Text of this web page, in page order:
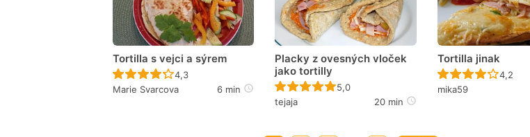
Tortilla s vejci a sýrem
Recept ještě nebyl hodnocen
4,3
Marie Svarcova
6 min
Placky z ovesných vloček
jako tortilly
Recept ještě nebyl hodnocen
5,0
tejaja
20 min
Tortilla jinak
4,2
mika59